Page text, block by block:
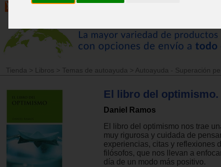
Tienda > Libros > Temas de autoayuda > Autoayuda - Superación
El libro del optimismo.
Daniel Ramos
El libro del optimismo nos trae
muy rigurosa y cuidada de
experiencias, citas y reflexiones
filósofos, que nos llevan a
día de un modo más positivo.